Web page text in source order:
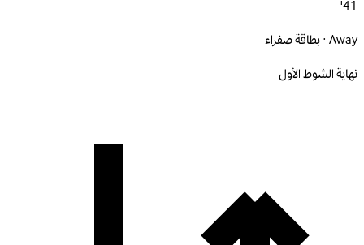
41'
Away · بطاقة صفراء
نهاية الشوط الأول